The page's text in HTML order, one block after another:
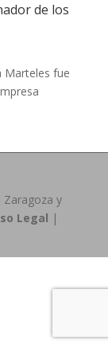
de los
Marteles fue
Zaragoza y
Legal |